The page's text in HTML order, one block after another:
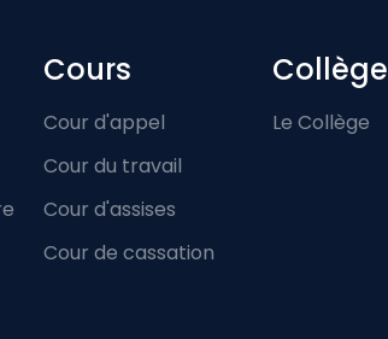
Cours
Cour d'appel
Cour du travail
Cour d'assises
Cour de cassation
Collège
Le Collège